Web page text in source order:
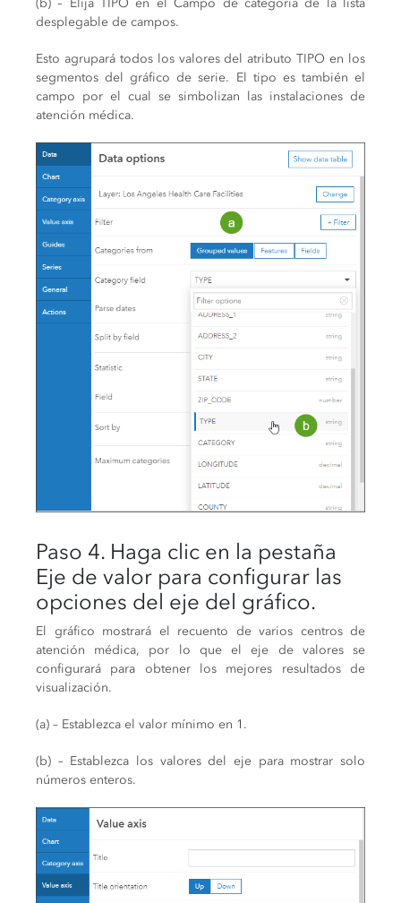
(b) – Elija TIPO en el Campo de categoría de la lista
desplegable de campos.
Esto agrupará todos los valores del atributo TIPO en los
segmentos del gráfico de serie. El tipo es también el
campo por el cual se simbolizan las instalaciones de
atención médica.
Paso 4. Haga clic en la pestaña
Eje de valor para configurar las
opciones del eje del gráfico.
El gráfico mostrará el recuento de varios centros de
atención médica, por lo que el eje de valores se
configurará para obtener los mejores resultados de
visualización.
(a) – Establezca el valor mínimo en 1.
(b) – Establezca los valores del eje para mostrar solo
números enteros.